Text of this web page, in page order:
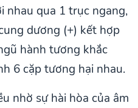
nhau qua 1 trục ngang,
dương (+) kết hợp
hành tương khắc
6 cặp tương hại nhau.
nhờ sự hài hòa của âm